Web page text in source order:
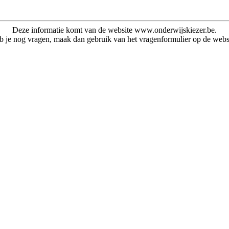
Deze informatie komt van de website www.onderwijskiezer.be.
je nog vragen, maak dan gebruik van het vragenformulier op de